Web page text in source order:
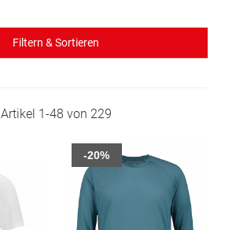
Filtern & Sortieren
Artikel 1-48 von 229
-20%